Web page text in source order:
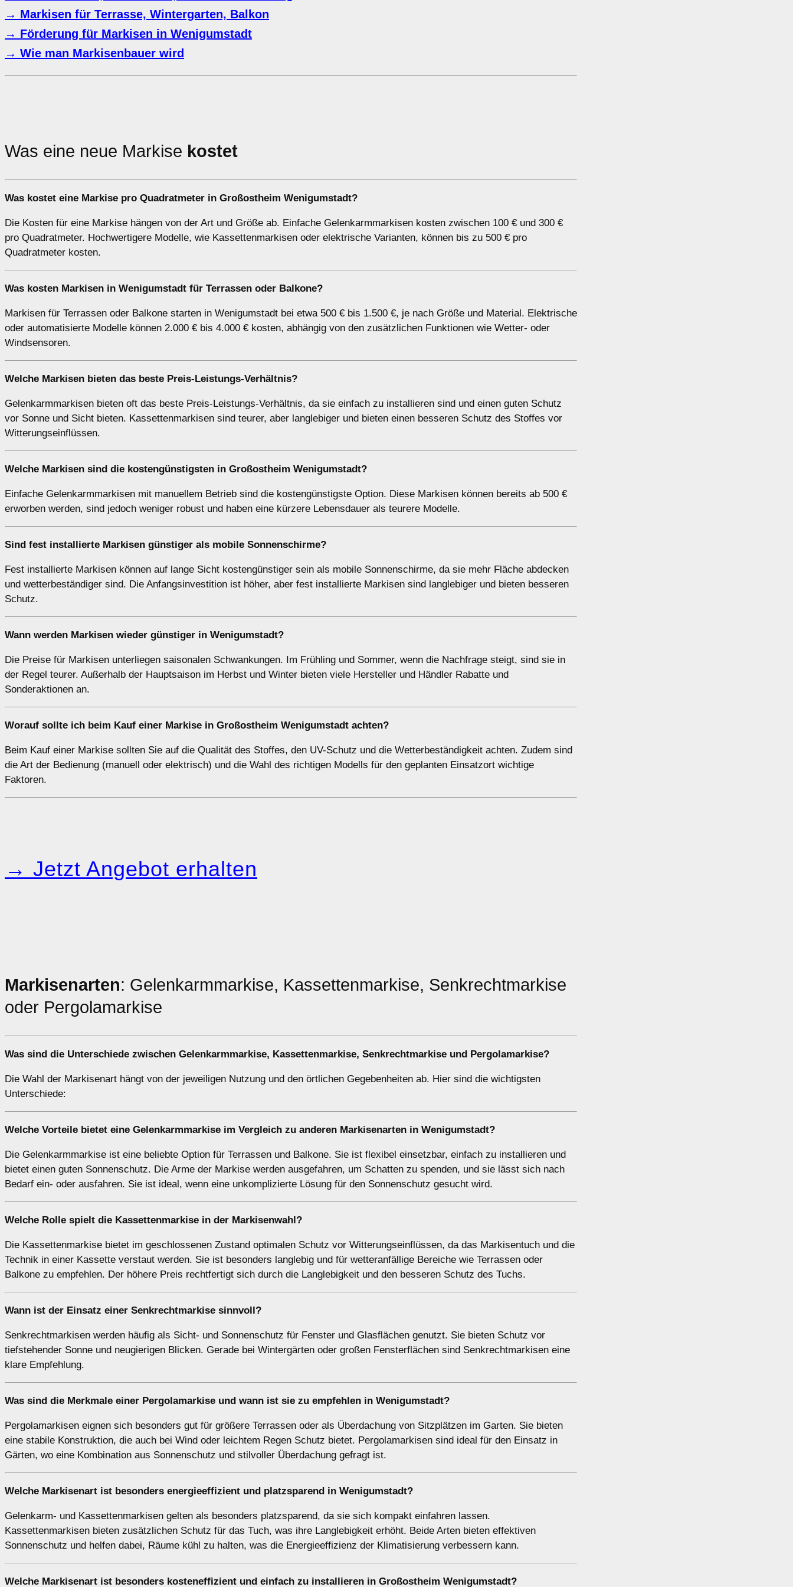
→ Markisen für Terrasse, Wintergarten, Balkon
→ Förderung für Markisen in Wenigumstadt
→ Wie man Markisenbauer wird
Was eine neue Markise kostet
Was kostet eine Markise pro Quadratmeter in Großostheim Wenigumstadt?
Die Kosten für eine Markise hängen von der Art und Größe ab. Einfache Gelenkarmmarkisen kosten zwischen 100 € und 300 €
pro Quadratmeter. Hochwertigere Modelle, wie Kassettenmarkisen oder elektrische Varianten, können bis zu 500 € pro
Quadratmeter kosten.
Was kosten Markisen in Wenigumstadt für Terrassen oder Balkone?
Markisen für Terrassen oder Balkone starten in Wenigumstadt bei etwa 500 € bis 1.500 €, je nach Größe und Material. Elektrische
oder automatisierte Modelle können 2.000 € bis 4.000 € kosten, abhängig von den zusätzlichen Funktionen wie Wetter- oder
Windsensoren.
Welche Markisen bieten das beste Preis-Leistungs-Verhältnis?
Gelenkarmmarkisen bieten oft das beste Preis-Leistungs-Verhältnis, da sie einfach zu installieren sind und einen guten Schutz
vor Sonne und Sicht bieten. Kassettenmarkisen sind teurer, aber langlebiger und bieten einen besseren Schutz des Stoffes vor
Witterungseinflüssen.
Welche Markisen sind die kostengünstigsten in Großostheim Wenigumstadt?
Einfache Gelenkarmmarkisen mit manuellem Betrieb sind die kostengünstigste Option. Diese Markisen können bereits ab 500 €
erworben werden, sind jedoch weniger robust und haben eine kürzere Lebensdauer als teurere Modelle.
Sind fest installierte Markisen günstiger als mobile Sonnenschirme?
Fest installierte Markisen können auf lange Sicht kostengünstiger sein als mobile Sonnenschirme, da sie mehr Fläche abdecken
und wetterbeständiger sind. Die Anfangsinvestition ist höher, aber fest installierte Markisen sind langlebiger und bieten besseren
Schutz.
Wann werden Markisen wieder günstiger in Wenigumstadt?
Die Preise für Markisen unterliegen saisonalen Schwankungen. Im Frühling und Sommer, wenn die Nachfrage steigt, sind sie in
der Regel teurer. Außerhalb der Hauptsaison im Herbst und Winter bieten viele Hersteller und Händler Rabatte und
Sonderaktionen an.
Worauf sollte ich beim Kauf einer Markise in Großostheim Wenigumstadt achten?
Beim Kauf einer Markise sollten Sie auf die Qualität des Stoffes, den UV-Schutz und die Wetterbeständigkeit achten. Zudem sind
die Art der Bedienung (manuell oder elektrisch) und die Wahl des richtigen Modells für den geplanten Einsatzort wichtige
Faktoren.
→ Jetzt Angebot erhalten
Markisenarten: Gelenkarmmarkise, Kassettenmarkise, Senkrechtmarkise
oder Pergolamarkise
Was sind die Unterschiede zwischen Gelenkarmmarkise, Kassettenmarkise, Senkrechtmarkise und Pergolamarkise?
Die Wahl der Markisenart hängt von der jeweiligen Nutzung und den örtlichen Gegebenheiten ab. Hier sind die wichtigsten
Unterschiede:
Welche Vorteile bietet eine Gelenkarmmarkise im Vergleich zu anderen Markisenarten in Wenigumstadt?
Die Gelenkarmmarkise ist eine beliebte Option für Terrassen und Balkone. Sie ist flexibel einsetzbar, einfach zu installieren und
bietet einen guten Sonnenschutz. Die Arme der Markise werden ausgefahren, um Schatten zu spenden, und sie lässt sich nach
Bedarf ein- oder ausfahren. Sie ist ideal, wenn eine unkomplizierte Lösung für den Sonnenschutz gesucht wird.
Welche Rolle spielt die Kassettenmarkise in der Markisenwahl?
Die Kassettenmarkise bietet im geschlossenen Zustand optimalen Schutz vor Witterungseinflüssen, da das Markisentuch und die
Technik in einer Kassette verstaut werden. Sie ist besonders langlebig und für wetteranfällige Bereiche wie Terrassen oder
Balkone zu empfehlen. Der höhere Preis rechtfertigt sich durch die Langlebigkeit und den besseren Schutz des Tuchs.
Wann ist der Einsatz einer Senkrechtmarkise sinnvoll?
Senkrechtmarkisen werden häufig als Sicht- und Sonnenschutz für Fenster und Glasflächen genutzt. Sie bieten Schutz vor
tiefstehender Sonne und neugierigen Blicken. Gerade bei Wintergärten oder großen Fensterflächen sind Senkrechtmarkisen eine
klare Empfehlung.
Was sind die Merkmale einer Pergolamarkise und wann ist sie zu empfehlen in Wenigumstadt?
Pergolamarkisen eignen sich besonders gut für größere Terrassen oder als Überdachung von Sitzplätzen im Garten. Sie bieten
eine stabile Konstruktion, die auch bei Wind oder leichtem Regen Schutz bietet. Pergolamarkisen sind ideal für den Einsatz in
Gärten, wo eine Kombination aus Sonnenschutz und stilvoller Überdachung gefragt ist.
Welche Markisenart ist besonders energieeffizient und platzsparend in Wenigumstadt?
Gelenkarm- und Kassettenmarkisen gelten als besonders platzsparend, da sie sich kompakt einfahren lassen.
Kassettenmarkisen bieten zusätzlichen Schutz für das Tuch, was ihre Langlebigkeit erhöht. Beide Arten bieten effektiven
Sonnenschutz und helfen dabei, Räume kühl zu halten, was die Energieeffizienz der Klimatisierung verbessern kann.
Welche Markisenart ist besonders kosteneffizient und einfach zu installieren in Großostheim Wenigumstadt?